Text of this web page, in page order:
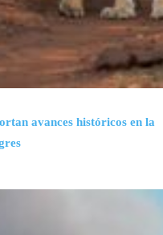
avances históricos en la